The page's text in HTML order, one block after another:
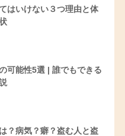
はいけない３つ理由と体
可能性5選 | 誰でもできる
？病気？癖？盗む人と盗